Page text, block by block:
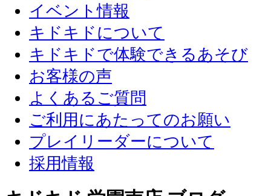
イベント情報
キドキドについて
キドキドで体験できるあそび
お客様の声
よくあるご質問
ご利用にあたってのお願い
プレイリーダーについて
採用情報